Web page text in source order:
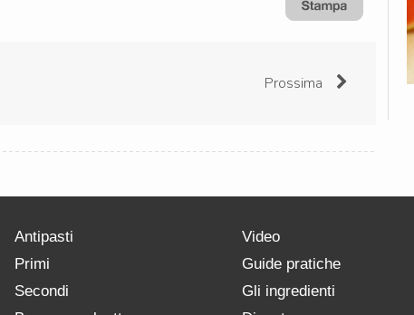
Prossima
Antipasti
Primi
Secondi
Video
Guide pratiche
Gli ingredienti